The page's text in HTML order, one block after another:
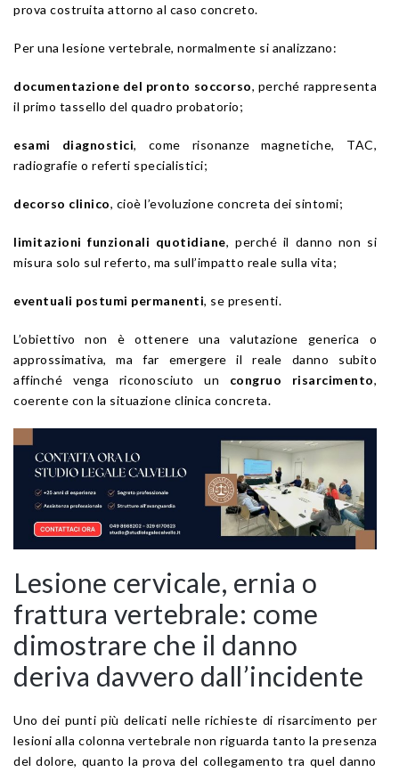
prova costruita attorno al caso concreto.
Per una lesione vertebrale, normalmente si analizzano:
documentazione del pronto soccorso, perché rappresenta
il primo tassello del quadro probatorio;
esami diagnostici, come risonanze magnetiche, TAC,
radiografie o referti specialistici;
decorso clinico, cioè l’evoluzione concreta dei sintomi;
limitazioni funzionali quotidiane, perché il danno non si
misura solo sul referto, ma sull’impatto reale sulla vita;
eventuali postumi permanenti, se presenti.
L’obiettivo non è ottenere una valutazione generica o
approssimativa, ma far emergere il reale danno subito
affinché venga riconosciuto un congruo risarcimento,
coerente con la situazione clinica concreta.
Lesione cervicale, ernia o
frattura vertebrale: come
dimostrare che il danno
deriva davvero dall’incidente
Uno dei punti più delicati nelle richieste di risarcimento per
lesioni alla colonna vertebrale non riguarda tanto la presenza
del dolore, quanto la prova del collegamento tra quel danno